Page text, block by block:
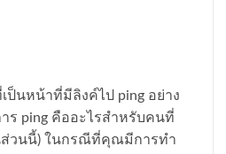
ป็นหน้าที่มีลิงค์ไป ping อย่าง
ร ping คืออะไรสำหรับคนที่
ส่วนนี้) ในกรณีที่คุณมีการทำ